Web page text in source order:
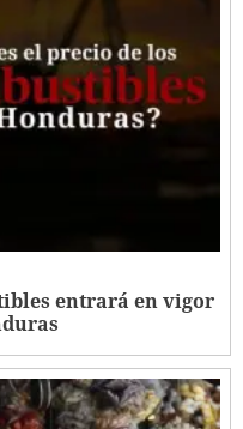
entrará en vigor